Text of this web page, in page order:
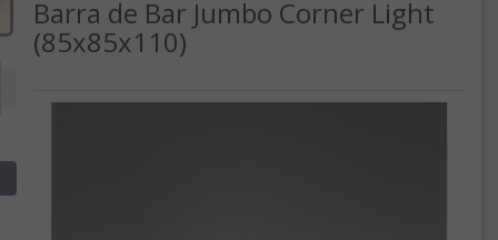
Barra de Bar Jumbo Corner Light
(85x85x110)